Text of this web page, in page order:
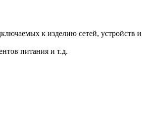
к изделию сетей, устройств и
питания и т.д.